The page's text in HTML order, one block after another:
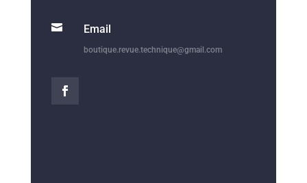
 Email
boutique.revue.technique@gmail.com